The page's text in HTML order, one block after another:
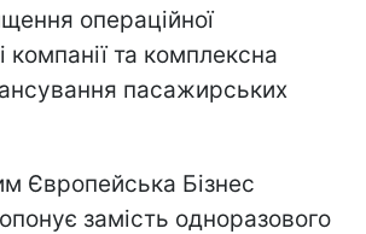
операційної
компанії та комплексна
пасажирських
Європейська Бізнес
замість одноразового